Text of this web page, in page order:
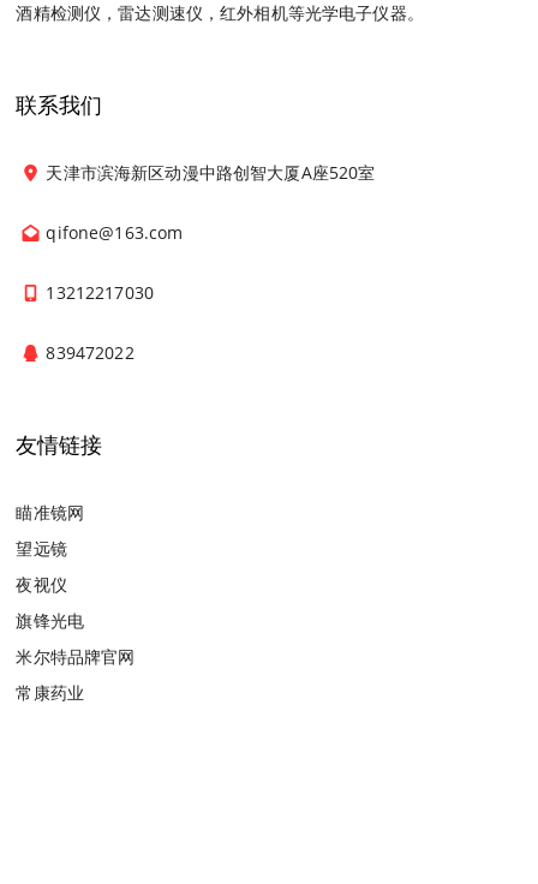
酒精检测仪，雷达测速仪，红外相机等光学电子仪器。
联系我们
天津市滨海新区动漫中路创智大厦A座520室
qifone@163.com
13212217030
839472022
友情链接
瞄准镜网
望远镜
夜视仪
旗锋光电
米尔特品牌官网
常康药业